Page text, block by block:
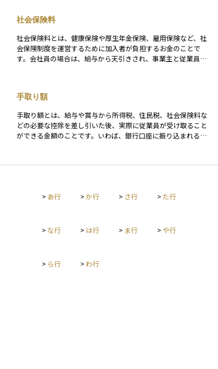
は、休業前の給与の67%（一定期間以降は50%）で、会社から
給与が出ていないことが条件となります。出産手当金が終わっ
たあとに引き続き申請されるケースが多く、家計を支える大切
な制度の一つです。手続きは会社を通して行うのが一般的で
す。
社会保険料
社会保険料とは、健康保険や厚生年金保険、雇用保険など、社
会保険制度を運営するために加入者が負担するお金のことで
す。会社員の場合は、給与から天引きされ、事業主と従業員が
生活上のリスクに備えるためのもので、将来の給付を受けるた
めの重要な拠出です。資産運用の観点からは、社会保険料は毎
月のキャッシュフローに影響する固定費であり、長期的なライ
フプラン設計や可処分所得の把握に欠かせない要素です。
手取り額
手取り額とは、給与や賞与から所得税、住民税、社会保険料な
どの必要な控除を差し引いた後、実際に従業員が受け取ること
ができる金額のことです。いわば、銀行口座に振り込まれる実
険料の負担が大きければ手取り額は少なくなります。そのた
た、手取り額の増減は、税制改正や社会保険料率の変更、扶養
> あ行 >か行 > さ行 > た行
> な行 > は行 > ま行 > や行
> ら行 > わ行